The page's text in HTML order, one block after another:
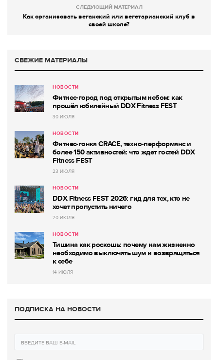
СЛЕДУЮЩИЙ МАТЕРИАЛ
Как организовать веганский или вегетарианский клуб в
своей школе?
СВЕЖИЕ МАТЕРИАЛЫ
НОВОСТИ
Фитнес-город под открытым небом: как
прошёл юбилейный DDX Fitness FEST
30 ИЮЛЯ
НОВОСТИ
Фитнес-гонка CRACE, техно-перформанс и
более 150 активностей: что ждет гостей DDX
Fitness FEST
23 ИЮЛЯ
НОВОСТИ
DDX Fitness FEST 2026: гид для тех, кто не
хочет пропустить ничего
20 ИЮЛЯ
НОВОСТИ
Тишина как роскошь: почему нам жизненно
необходимо выключать шум и возвращаться
к себе
14 ИЮЛЯ
ПОДПИСКА НА НОВОСТИ